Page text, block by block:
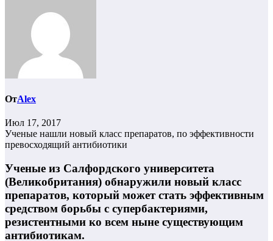
ОтAlex
Июл 17, 2017
Ученые нашли новый класс препаратов, по эффективности
превосходящий антибиотики
Ученые из Салфордского университета
(Великобритания) обнаружили новый класс
препаратов, который может стать эффективным
средством борьбы с супербактериями,
резистентными ко всем ныне существующим
антибиотикам.